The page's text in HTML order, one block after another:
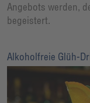
Angebots werden,
begeistert.
Alkoholfreie Glüh-